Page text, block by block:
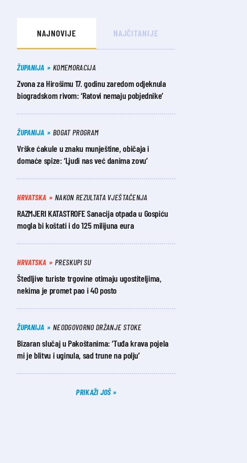
NAJNOVIJE NAJČITANIJE
ŽUPANIJA KOMEMORACIJA
Zvona za Hirošimu 17. godinu zaredom odjeknula
biogradskom rivom: ‘Ratovi nemaju pobjednike’
ŽUPANIJA BOGAT PROGRAM
Vrške ćakule u znaku munještine, običaja i
domaće spize: ‘Ljudi nas već danima zovu’
HRVATSKA NAKON REZULTATA VJEŠTAČENJA
RAZMJERI KATASTROFE Sanacija otpada u Gospiću
mogla bi koštati i do 125 milijuna eura
HRVATSKA PRESKUPI SU
Štedljive turiste trgovine otimaju ugostiteljima,
nekima je promet pao i 40 posto
ŽUPANIJA NEODGOVORNO DRŽANJE STOKE
Bizaran slučaj u Pakoštanima: ‘Tuđa krava pojela
mi je blitvu i uginula, sad trune na polju’
PRIKAŽI JOŠ